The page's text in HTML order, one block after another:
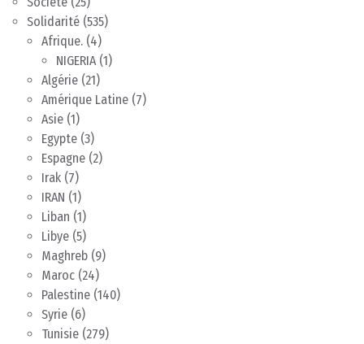
Solidarité (535)
Afrique. (4)
NIGERIA(1)
Algérie (21)
Amérique Latine (7)
Asie (1)
Egypte (3)
Espagne (2)
Irak (7)
IRAN (1)
Liban (1)
Libye (5)
Maghreb (9)
Maroc (24)
Palestine (140)
Syrie (6)
Tunisie (279)